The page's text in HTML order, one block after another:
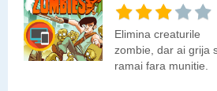
Elimina creaturile
zombie, dar ai grija
ramai fara munitie.